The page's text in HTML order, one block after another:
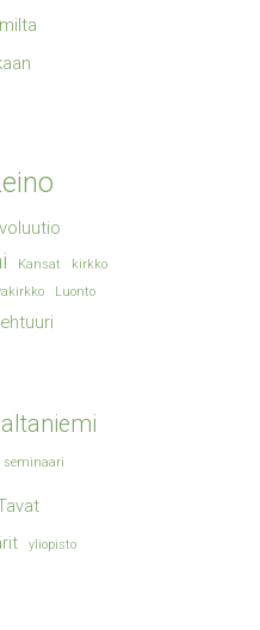
Kansat
kirkko
Luonto
seminaari
yliopisto